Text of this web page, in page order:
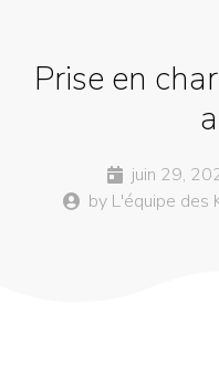
Prise en
juin 29,
by L'équipe des